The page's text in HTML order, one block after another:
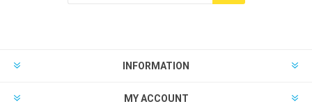
INFORMATION
MY ACCOUNT